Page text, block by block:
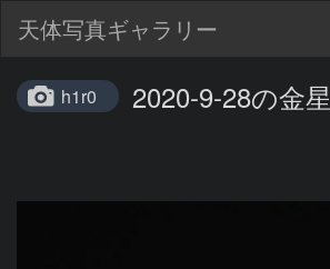
天体写真ギャラリー
h1r0 2020-9-28の金星